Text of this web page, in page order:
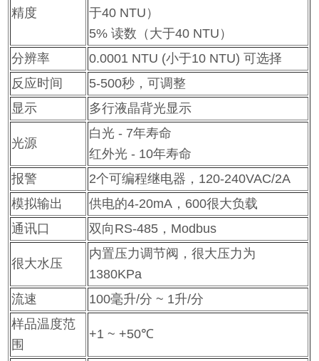
精度
于40 NTU）
5% 读数（大于40 NTU）
分辨率
0.0001 NTU (小于10 NTU) 可选择
反应时间
5-500秒，可调整
显示
多行液晶背光显示
光源
白光 - 7年寿命
红外光 - 10年寿命
报警
2个可编程继电器，120-240VAC/2A
模拟输出
供电的4-20mA，600很大负载
通讯口
双向RS-485，Modbus
很大水压
内置压力调节阀，很大压力为
1380KPa
流速
100毫升/分 ~ 1升/分
样品温度范
围
+1 ~ +50℃